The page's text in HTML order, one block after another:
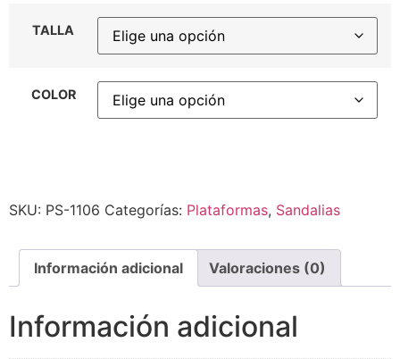
TALLA
COLOR
SKU: PS-1106 Categorías: Plataformas, Sandalias
Información adicional Valoraciones (0)
Información adicional